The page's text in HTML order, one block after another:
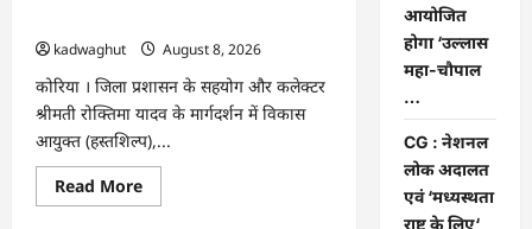
…
kadwaghut
August 8, 2026
कोरिया । जिला प्रशासन के सहयोग और कलेक्टर
श्रीमती रोक्तिमा यादव के मार्गदर्शन में विकास
आयुक्त (हस्तशिल्प),...
Read MoreRead
more
आयोजित
होगा ‘उल्लास
महा-चौपाल
…
CG : नेशनल
लोक अदालत
एवं ‘मध्यस्थता
राष्ट्र के लिए‘